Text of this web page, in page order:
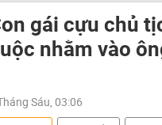
gái cựu chủ
nhằm vào
Sáu, 03:06